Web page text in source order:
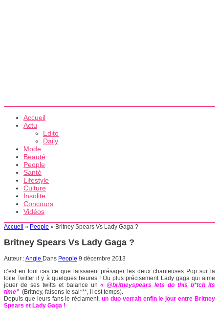
Accueil
Actu
Edito
Daily
Mode
Beauté
People
Santé
Lifestyle
Culture
Insolite
Concours
Vidéos
Accueil » People » Britney Spears Vs Lady Gaga ?
Britney Spears Vs Lady Gaga ?
Auteur :Angie Dans People 9 décembre 2013
c’est en tout cas ce que laissaient présager les deux chanteuses Pop sur la
toile Twitter il y à quelques heures ! Ou plus précisement Lady gaga qui aime
jouer de ses twitts et balance un« @britneyspears lets do this b*tch its
time” (Britney, faisons le sal***, il est temps).
Depuis que leurs fans le réclament,un duo verrait enfin le jour entre Britney
Spears et Lady Gaga !